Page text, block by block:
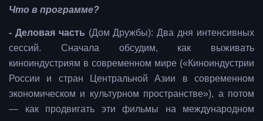
Что в программе?
- Деловая часть (Дом Дружбы): Два дня интенсивных
сессий. Сначала обсудим, как выживать
киноиндустриям в современном мире («Киноиндустрии
России и стран Центральной Азии в современном
экономическом и культурном пространстве»), а потом
— как продвигать эти фильмы на международном